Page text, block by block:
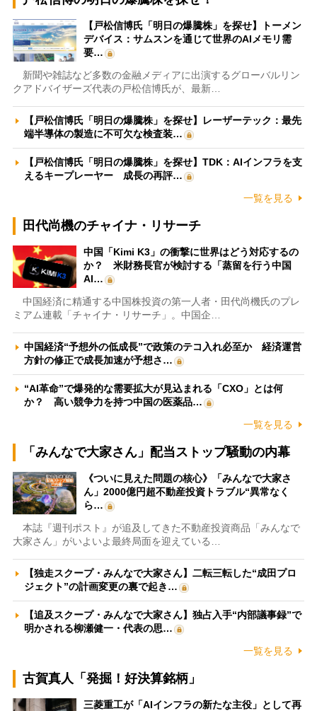
【戸松信博氏「明日の爆騰株」を探せ】トーメン
デバイス：サムスンを通じて世界のAIメモリ需
要…
新聞や雑誌など多数の金融メディアに出演するグローバルリン
クアドバイザーズ代表の戸松信博氏が、最新…
【戸松信博氏「明日の爆騰株」を探せ】レーザーテック：最先
端半導体の製造に不可欠な検査装…
【戸松信博氏「明日の爆騰株」を探せ】TDK：AIインフラを支
えるキープレーヤー 成長の再評…
一覧を見る
田代尚機のチャイナ・リサーチ
中国「Kimi K3」の衝撃に世界はどう対応するの
か？ 米財務長官が検討する「蒸留を行う中国
AI…
中国経済に精通する中国株投資の第一人者・田代尚機氏のプレ
ミアム連載「チャイナ・リサーチ」。中国企…
中国経済“予想外の低成長”で政策のテコ入れ必至か 経済運営
方針の修正で成長加速が予想さ…
“AI革命”で爆発的な需要拡大が見込まれる「CXO」とは何
か？ 高い競争力を持つ中国の医薬品…
一覧を見る
「みんなで大家さん」配当ストップ騒動の内幕
《ついに見えた問題の核心》「みんなで大家さ
ん」2000億円超不動産投資トラブル“異常なく
ら…
本誌『週刊ポスト』が追及してきた不動産投資商品「みんなで
大家さん」がいよいよ最終局面を迎えている…
【独走スクープ・みんなで大家さん】二転三転した“成田プロ
ジェクト”の計画変更の裏で起き…
【追及スクープ・みんなで大家さん】独占入手“内部議事録”で
明かされる柳瀬健一・代表の思…
一覧を見る
古賀真人「発掘！好決算銘柄」
三菱重工が「AIインフラの新たな主役」として再